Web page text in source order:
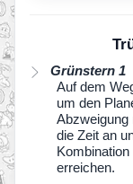
Grünstern 1
Auf dem
um den
Abzweigung
die Zeit an
erreichen.